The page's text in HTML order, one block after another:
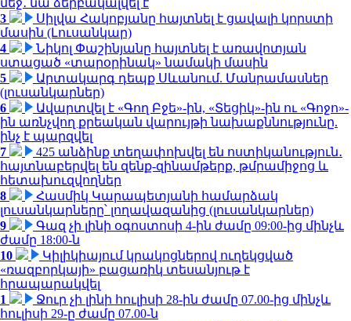
3
Սիլվա Հակոբյանը հայտնել է ցավալի կորստի
մասին (Լուսանկար)
4
Նիկոլ Փաշինյանը հայտնել է առավոտյան
ստացած «տարօրինակ» նամակի մասին
5
Արտակարգ դեպք Սևանում. Մանրամասներ
(լուսանկարներ)
6
Ավարտվել է «Գող Բջե»-ին, «Տեցիկ»-ին ու «Գոջո»-
ին առնչվող քրեական վարույթի նախաքննությունը.
ինչ է պարզվել
7
425 անձինք տեղափոխվել են ոստիկանություն․
հայտնաբերվել են զենք-զինամթերք, թմրամիջոց և
հետախուզվողներ
8
Հասմիկ Կարապետյանի համարձակ
լուսանկարները՝ լողավազանից (լուսանկարներ)
9
Գազ չի լինի օգոստոսի 4-ին ժամը 09:00-ից մինչև
ժամը 18:00-ն
10
Կիլիկիայում կրակոցներով ուղեկցված
«ռազբորկայի» բացառիկ տեսանյութ է
հրապարակվել
1
Ջուր չի լինի հուլիսի 28-ին ժամը 07.00-ից մինչև
հուլիսի 29-ը ժամը 07.00-ն